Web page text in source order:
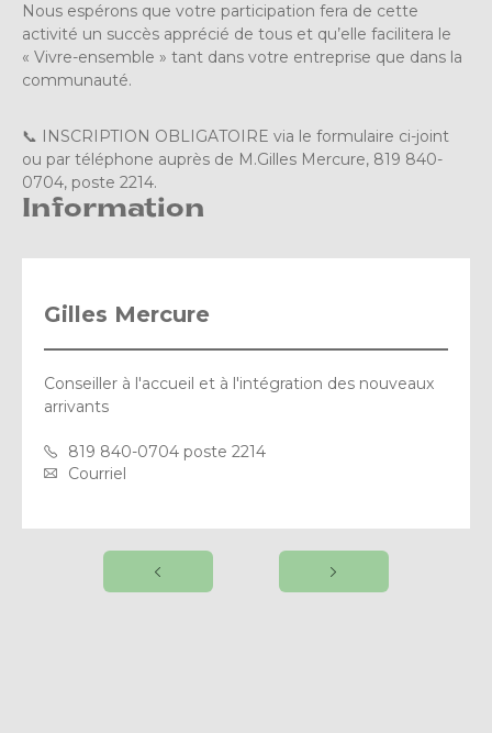
Nous espérons que votre participation fera de cette
activité un succès apprécié de tous et qu’elle facilitera le
« Vivre-ensemble » tant dans votre entreprise que dans la
communauté.
📞 INSCRIPTION OBLIGATOIRE via le formulaire ci-joint
ou par téléphone auprès de M.Gilles Mercure, 819 840-
0704, poste 2214.
Information
Gilles Mercure
Conseiller à l'accueil et à l'intégration des nouveaux
arrivants
819 840-0704 poste 2214
Courriel